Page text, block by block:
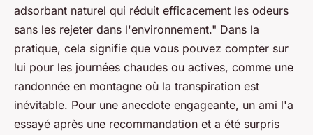
adsorbant naturel qui réduit efficacement les odeurs
sans les rejeter dans l'environnement." Dans la
pratique, cela signifie que vous pouvez compter sur
lui pour les journées chaudes ou actives, comme une
randonnée en montagne où la transpiration est
inévitable. Pour une anecdote engageante, un ami l'a
essayé après une recommandation et a été surpris